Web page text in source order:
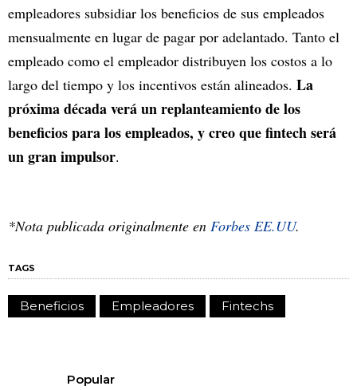
empleadores subsidiar los beneficios de sus empleados
mensualmente en lugar de pagar por adelantado. Tanto el
empleado como el empleador distribuyen los costos a lo
largo del tiempo y los incentivos están alineados. La
próxima década verá un replanteamiento de los
beneficios para los empleados, y creo que fintech será
un gran impulsor.
*Nota publicada originalmente en Forbes EE.UU.
TAGS
Beneficios Empleadores Fintechs
Popular